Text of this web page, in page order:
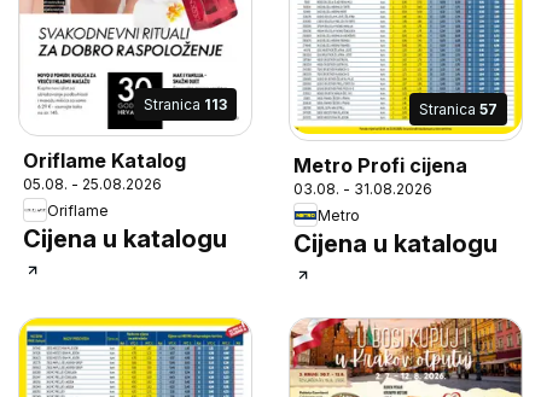
Stranica 113
Oriflame Katalog
05.08. - 25.08.2026
Oriflame
Cijena u katalogu
Stranica 57
Metro Profi cijena
03.08. - 31.08.2026
Metro
Cijena u katalogu